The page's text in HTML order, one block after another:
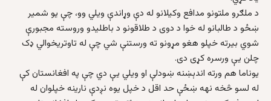
د ملګرو ملتونو مدافع وکيلانو له دې وړاندې ويلي وو، چې يو شمير
ښځو د طالبانو له خوا د دوی د طلاقونو د باطليدو وروسته مجبورې
شوي بيرته خپلو هغو مړونو ته ورستنې شي چې له تاوتریخوالي ډک
چلن یې ورسره کړی دی.
یوناما هم ورته اندېښنه ښودلې او ویلي یې دي چې په افغانستان کې
له لسو څخه نهه ښځې حد اقل د خپل یوه نږدې نارینه خپلوان له